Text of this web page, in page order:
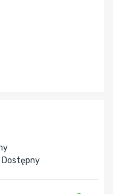
Dostępny